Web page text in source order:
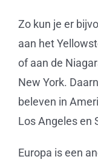
Zo kun je er
aan het
of aan de
New York.
beleven in
Los Angeles en
Europa is een